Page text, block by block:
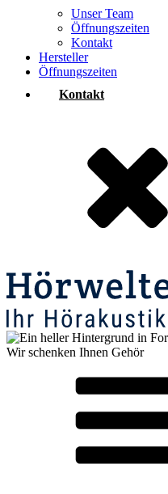
Unser Team
Öffnungszeiten
Kontakt
Hersteller
Öffnungszeiten
Kontakt
Wir schenken Ihnen Gehör